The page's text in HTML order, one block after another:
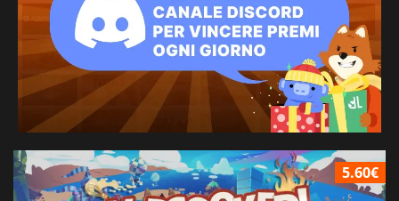
5.60€